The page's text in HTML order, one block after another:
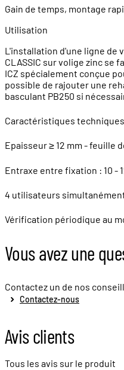
Gain de temps, montage
Utilisation
L'installation d'une ligne de
CLASSIC sur volige zinc se
ICZ spécialement conçue
possible de rajouter une
basculant PB250 si
Caractéristiques
Epaisseur ≥ 12 mm - feuille
Entraxe entre fixation : 10 -
4 utilisateurs
Vérification périodique au
Vous avez une
Contactez un de nos
Contactez-nous
Avis clients
Tous les avis sur le produit